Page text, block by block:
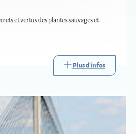
et vertus des plantes sauvages et
Plus d'infos